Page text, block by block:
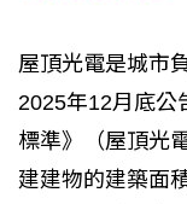
屋頂光電是城市
2025年12月底公
標準》（屋頂光
建建物的建築面